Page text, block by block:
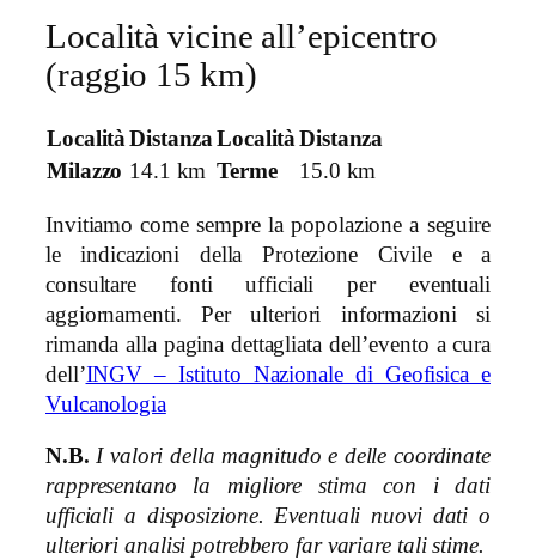
Località vicine all’epicentro
(raggio 15 km)
LocalitàDistanzaLocalitàDistanza
Milazzo 14.1 km Terme 15.0 km
Invitiamo come sempre la popolazione a seguire
le indicazioni della Protezione Civile e a
consultare fonti ufficiali per eventuali
aggiornamenti. Per ulteriori informazioni si
rimanda alla pagina dettagliata dell’evento a cura
dell’INGV – Istituto Nazionale di Geofisica e
Vulcanologia
N.B. I valori della magnitudo e delle coordinate
rappresentano la migliore stima con i dati
ufficiali a disposizione. Eventuali nuovi dati o
ulteriori analisi potrebbero far variare tali stime.